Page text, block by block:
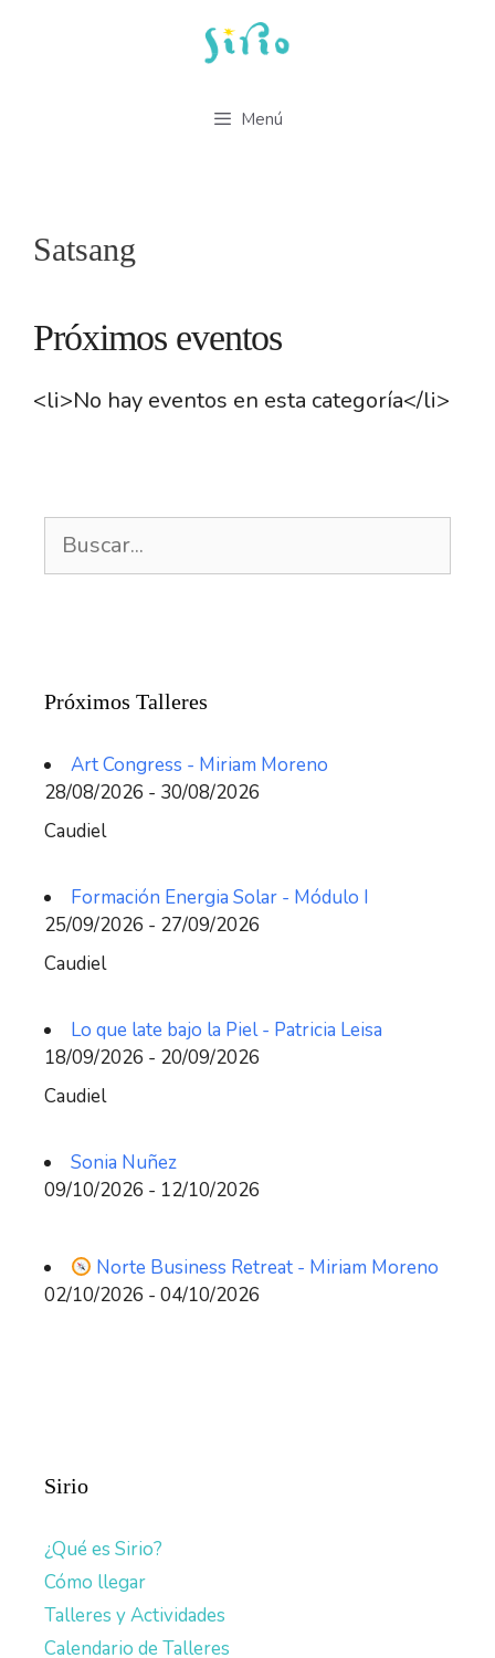
Menú
Satsang
Próximos eventos
<li>No hay eventos en esta categoría</li>
Próximos Talleres
Art Congress - Miriam Moreno
28/08/2026 - 30/08/2026
Caudiel
Formación Energia Solar - Módulo I
25/09/2026 - 27/09/2026
Caudiel
Lo que late bajo la Piel - Patricia Leisa
18/09/2026 - 20/09/2026
Caudiel
Sonia Nuñez
09/10/2026 - 12/10/2026
Norte Business Retreat - Miriam Moreno
02/10/2026 - 04/10/2026
Sirio
¿Qué es Sirio?
Cómo llegar
Talleres y Actividades
Calendario de Talleres